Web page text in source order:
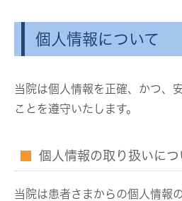
個人情報について
当院は個人情報を正確、かつ、
ことを遵守いたします。
個人情報の取り扱いにつ
当院は患者さまからの個人情報